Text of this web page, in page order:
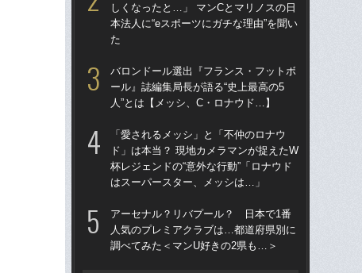
しくなったと…」 マンCとマリノスの日
本法人に“eスポーツにガチな理由”を聞い
た
バロンドール選出『フランス・フットボ
ール』誌編集局長が語る“史上最高の5
人”とは【メッシ、C・ロナウド…】
「愛されるメッシ」と「不仲のロナウ
ド」は本当？ 現地カメラマンが捉えたW
杯レジェンドの“意外な行動”「ロナウド
はスーパースター、メッシは…」
アーセナル？リバプール？ 日本で1番
人気のプレミアクラブは…都道府県別に
調べてみた＜マンU好きの2県も…＞